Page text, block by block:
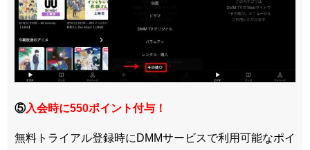
⑤入会時に550ポイント付与！
無料トライアル登録時にDMMサービスで利用可能なポイ